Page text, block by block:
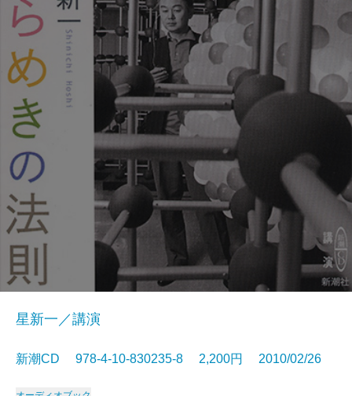
星新一／講演
新潮CD 978-4-10-830235-8 2,200円 2010/02/26